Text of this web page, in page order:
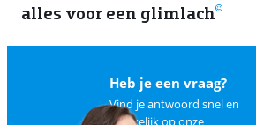
alles voor een glimlach
Heb je een vraag?
Vind je antwoord snel en
makkelijk oponze